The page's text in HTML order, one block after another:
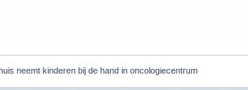
neemt kinderen bij de hand in oncologiecentrum